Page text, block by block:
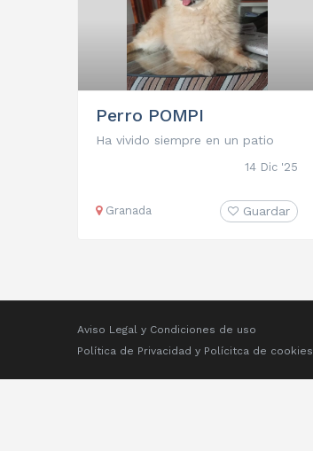
Perro POMPI
Ha vivido siempre en un patio
14 Dic '25
Granada Guardar
Aviso Legal y Condiciones de uso
Política de Privacidad y Polícitca de cookies